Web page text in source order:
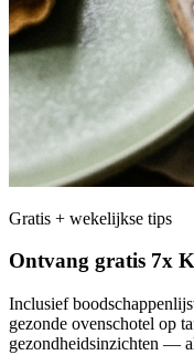
Gratis + wekelijkse tips
Ontvang gratis 7x
Inclusief
gezonde ovenschotel op
gezondheidsinzichten —